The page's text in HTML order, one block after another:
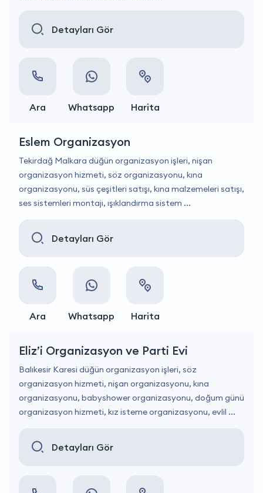
Detayları Gör
Ara Whatsapp Harita
Eslem Organizasyon
Tekirdağ Malkara düğün organizasyon işleri, nişan
organizasyon hizmeti, söz organizasyonu, kına
organizasyonu, süs çeşitleri satışı, kına malzemeleri satışı,
ses sistemleri montajı, ışıklandırma sistem ...
Detayları Gör
Ara Whatsapp Harita
Eliz’i Organizasyon ve Parti Evi
Balıkesir Karesi düğün organizasyon işleri, söz
organizasyon hizmeti, nişan organizasyonu, kına
organizasyonu, babyshower organizasyonu, doğum günü
organizasyon hizmeti, kız isteme organizasyonu, evlil ...
Detayları Gör